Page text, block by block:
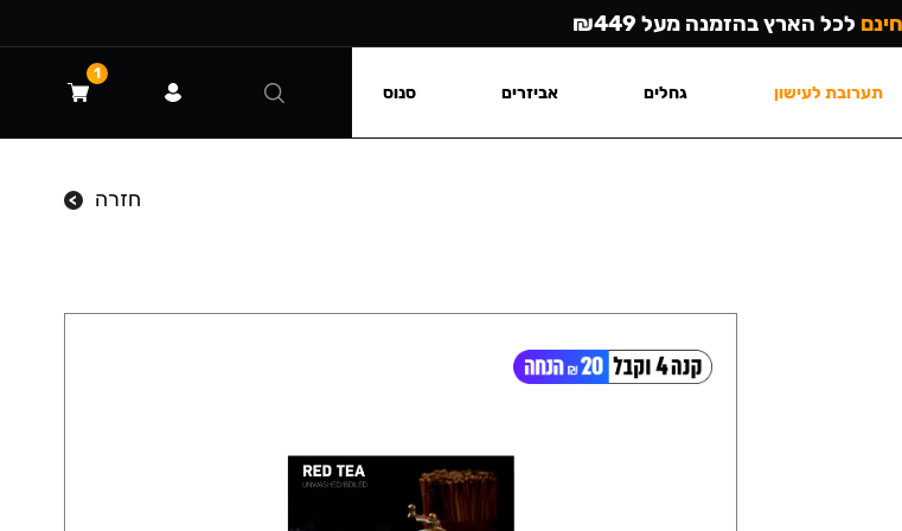
חזרה
חינם לכל הארץ בהזמנה מעל ₪449
תערובת לעישון גחלים אביזרים סנוס
1